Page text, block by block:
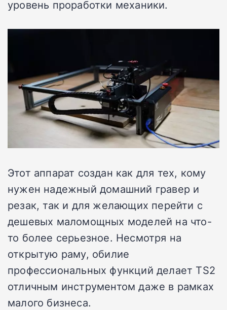
уровень проработки механики.
Этот аппарат создан как для тех, кому
нужен надежный домашний гравер и
резак, так и для желающих перейти с
дешевых маломощных моделей на что-
то более серьезное. Несмотря на
открытую раму, обилие
профессиональных функций делает TS2
отличным инструментом даже в рамках
малого бизнеса.